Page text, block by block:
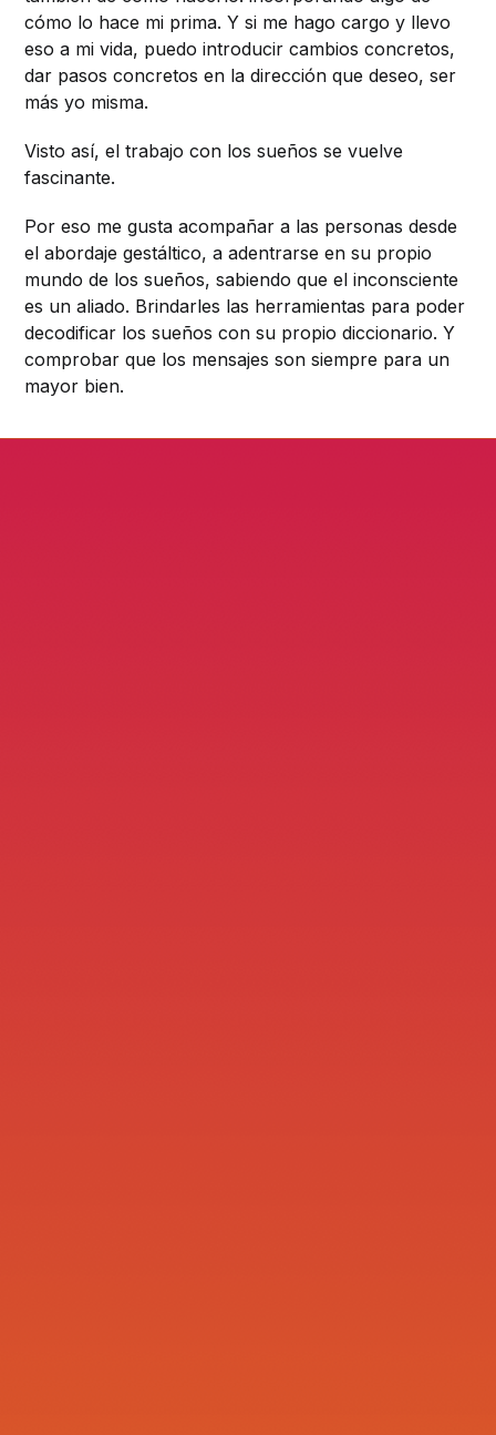
cómo lo hace mi prima. Y si me hago cargo y llevo
eso a mi vida, puedo introducir cambios concretos,
dar pasos concretos en la dirección que deseo, ser
más yo misma.
Visto así, el trabajo con los sueños se vuelve
fascinante.
Por eso me gusta acompañar a las personas desde
el abordaje gestáltico, a adentrarse en su propio
mundo de los sueños, sabiendo que el inconsciente
es un aliado. Brindarles las herramientas para poder
decodificar los sueños con su propio diccionario. Y
comprobar que los mensajes son siempre para un
mayor bien.